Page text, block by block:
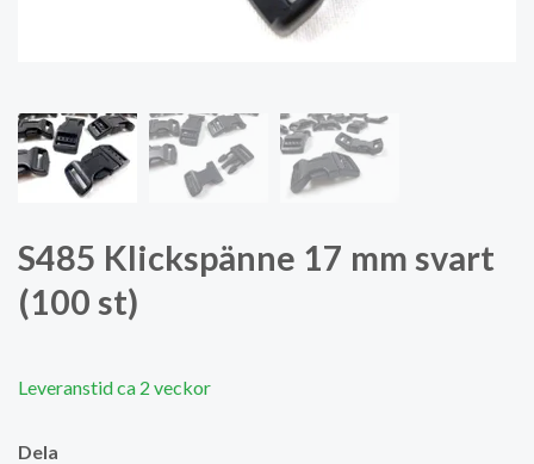
S485 Klickspänne 17 mm svart
(100 st)
Leveranstid ca 2 veckor
Dela